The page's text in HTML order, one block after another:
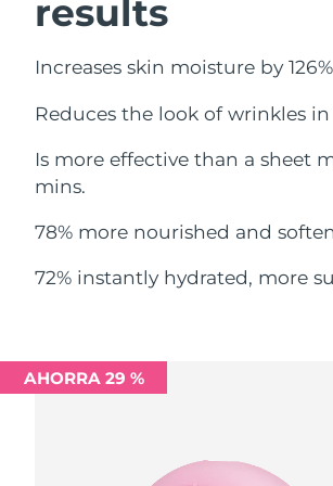
results
Increases skin moisture by
Reduces the look of wrinkles in
Is more effective than a sheet
mins.
78% more nourished and
72% instantly hydrated, more
AHORRA 29 %
Puerto Rico